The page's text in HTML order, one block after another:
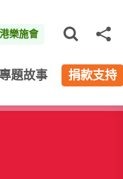
樂施會
專題故事 捐款支持